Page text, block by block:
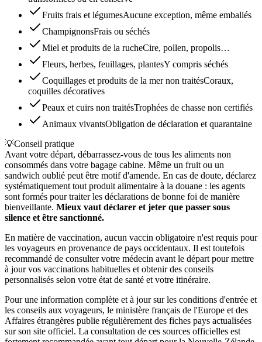
Fruits frais et légumesAucune exception, même emballés
ChampignonsFrais ou séchés
Miel et produits de la rucheCire, pollen, propolis…
Fleurs, herbes, feuillages, plantesY compris séchés
Coquillages et produits de la mer non traitésCoraux,
coquilles décoratives
Peaux et cuirs non traitésTrophées de chasse non certifiés
Animaux vivantsObligation de déclaration et quarantaine
💡Conseil pratique
Avant votre départ, débarrassez-vous de tous les aliments non
consommés dans votre bagage cabine. Même un fruit ou un
sandwich oublié peut être motif d'amende. En cas de doute, déclarez
systématiquement tout produit alimentaire à la douane : les agents
sont formés pour traiter les déclarations de bonne foi de manière
bienveillante. Mieux vaut déclarer et jeter que passer sous
silence et être sanctionné.
En matière de vaccination, aucun vaccin obligatoire n'est requis pour
les voyageurs en provenance de pays occidentaux. Il est toutefois
recommandé de consulter votre médecin avant le départ pour mettre
à jour vos vaccinations habituelles et obtenir des conseils
personnalisés selon votre état de santé et votre itinéraire.
Pour une information complète et à jour sur les conditions d'entrée et
les conseils aux voyageurs, le ministère français de l'Europe et des
Affaires étrangères publie régulièrement des fiches pays actualisées
sur son site officiel. La consultation de ces sources officielles est